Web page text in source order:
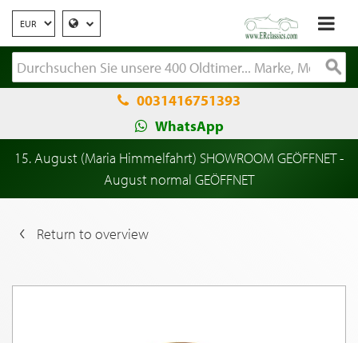
0031416751393
WhatsApp
15. August (Maria Himmelfahrt) SHOWROOM GEÖFFNET -
August normal GEÖFFNET
Return to overview